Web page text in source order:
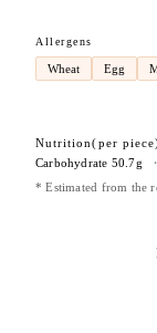
Allergens
Wheat Egg
Nutrition(per
Carbohydrate 50.7g ・
* Estimated from the